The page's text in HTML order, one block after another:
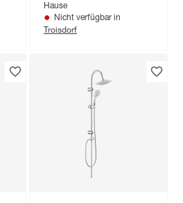
Hause
Nicht verfügbar in
Troisdorf